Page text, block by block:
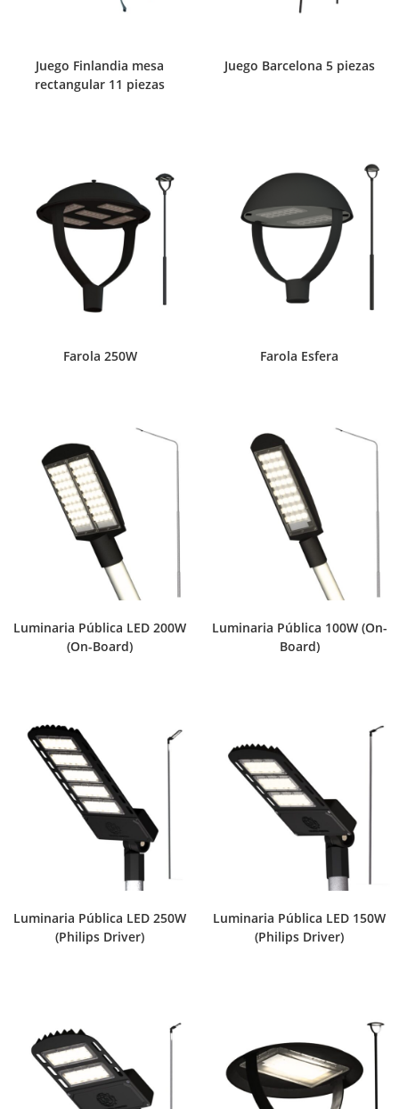
Juego Finlandia mesa
rectangular 11 piezas
Juego Barcelona 5 piezas
Farola 250W Farola Esfera
Luminaria Pública LED 200W
(On-Board)
Luminaria Pública 100W (On-
Board)
Luminaria Pública LED 250W
(Philips Driver)
Luminaria Pública LED 150W
(Philips Driver)